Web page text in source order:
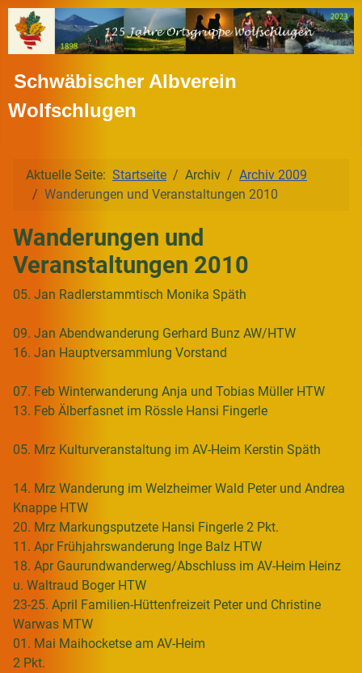
Schwäbischer Albverein
Wolfschlugen
Aktuelle Seite: Startseite Archiv
Archiv 2009
Wanderungen und Veranstaltungen 2010
Wanderungen und
Veranstaltungen 2010
05. Jan Radlerstammtisch Monika Späth
09. Jan Abendwanderung Gerhard Bunz AW/HTW
16. Jan Hauptversammlung Vorstand
07. Feb Winterwanderung Anja und Tobias Müller HTW
13. Feb Älberfasnet im Rössle Hansi Fingerle
05. Mrz Kulturveranstaltung im AV-Heim Kerstin Späth
14. Mrz Wanderung im Welzheimer Wald Peter und Andrea
Knappe HTW
20. Mrz Markungsputzete Hansi Fingerle 2 Pkt.
11. Apr Frühjahrswanderung Inge Balz HTW
18. Apr Gaurundwanderweg/Abschluss im AV-Heim Heinz
u. Waltraud Boger HTW
23-25. April Familien-Hüttenfreizeit Peter und Christine
Warwas MTW
01. Mai Maihocketse am AV-Heim
2 Pkt.